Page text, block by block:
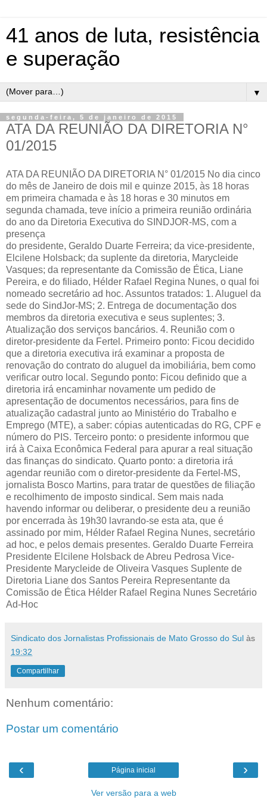
41 anos de luta, resistência
e superação
▼
segunda-feira, 5 de janeiro de 2015
ATA DA REUNIÃO DA DIRETORIA N°
01/2015
ATA DA REUNIÃO DA DIRETORIA N° 01/2015 No dia cinco
do mês de Janeiro de dois mil e quinze 2015, às 18 horas
em primeira chamada e às 18 horas e 30 minutos em
segunda chamada, teve início a primeira reunião ordinária
do ano da Diretoria Executiva do SINDJOR-MS, com a
presença
do presidente, Geraldo Duarte Ferreira; da vice-presidente,
Elcilene Holsback; da suplente da diretoria, Marycleide
Vasques; da representante da Comissão de Ética, Liane
Pereira, e do filiado, Hélder Rafael Regina Nunes, o qual foi
nomeado secretário ad hoc. Assuntos tratados: 1. Aluguel da
sede do SindJor-MS; 2. Entrega de documentação dos
membros da diretoria executiva e seus suplentes; 3.
Atualização dos serviços bancários. 4. Reunião com o
diretor-presidente da Fertel. Primeiro ponto: Ficou decidido
que a diretoria executiva irá examinar a proposta de
renovação do contrato do aluguel da imobiliária, bem como
verificar outro local. Segundo ponto: Ficou definido que a
diretoria irá encaminhar novamente um pedido de
apresentação de documentos necessários, para fins de
atualização cadastral junto ao Ministério do Trabalho e
Emprego (MTE), a saber: cópias autenticadas do RG, CPF e
número do PIS. Terceiro ponto: o presidente informou que
irá à Caixa Econômica Federal para apurar a real situação
das finanças do sindicato. Quarto ponto: a diretoria irá
agendar reunião com o diretor-presidente da Fertel-MS,
jornalista Bosco Martins, para tratar de questões de filiação
e recolhimento de imposto sindical. Sem mais nada
havendo informar ou deliberar, o presidente deu a reunião
por encerrada às 19h30 lavrando-se esta ata, que é
assinado por mim, Hélder Rafael Regina Nunes, secretário
ad hoc, e pelos demais presentes. Geraldo Duarte Ferreira
Presidente Elcilene Holsback de Abreu Pedrosa Vice-
Presidente Marycleide de Oliveira Vasques Suplente de
Diretoria Liane dos Santos Pereira Representante da
Comissão de Ética Hélder Rafael Regina Nunes Secretário
Ad-Hoc
Sindicato dos Jornalistas Profissionais de Mato Grosso do Sul às
19:32
Compartilhar
Nenhum comentário:
Postar um comentário
‹ ›
Página inicial
Ver versão para a web